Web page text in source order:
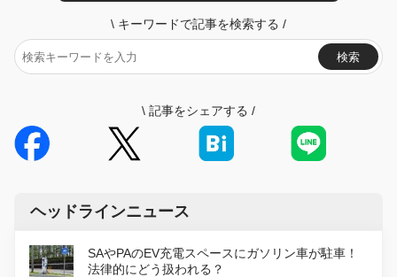
\ キーワードで記事を検索する /
検索
\ 記事をシェアする /
ヘッドラインニュース
SAやPAのEV充電スペースにガソリン車が駐車！
法律的にどう扱われる？